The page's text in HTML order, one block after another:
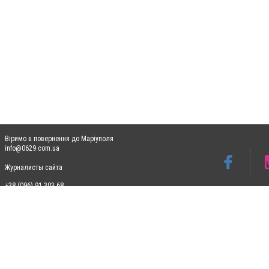
Віримо в повернення до Маріуполя
info@0629.com.ua
Журналисты сайта
+38 (096) 91 303 68